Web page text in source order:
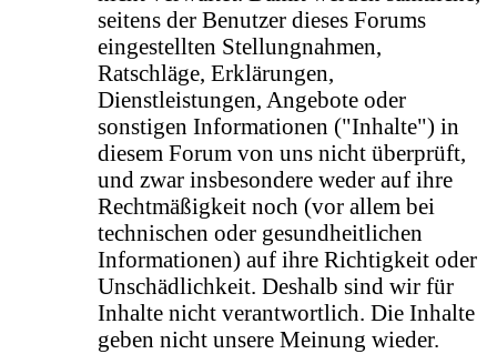
seitens der Benutzer dieses Forums
eingestellten Stellungnahmen,
Ratschläge, Erklärungen,
Dienstleistungen, Angebote oder
sonstigen Informationen ("Inhalte") in
diesem Forum von uns nicht überprüft,
und zwar insbesondere weder auf ihre
Rechtmäßigkeit noch (vor allem bei
technischen oder gesundheitlichen
Informationen) auf ihre Richtigkeit oder
Unschädlichkeit. Deshalb sind wir für
Inhalte nicht verantwortlich. Die Inhalte
geben nicht unsere Meinung wieder.